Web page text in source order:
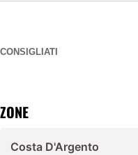
CONSIGLIATI
ZONE
Costa D'Argento